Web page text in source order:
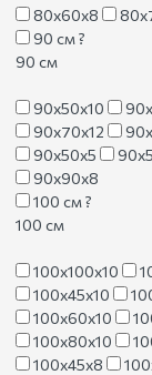
80х60х8
90 см?
90 см
90х50х10
90х70х12
90х50х5
90х90х8
100 см?
100 см
100х100х10
100х45х10
100х60х10
100х80х10
100х45х8